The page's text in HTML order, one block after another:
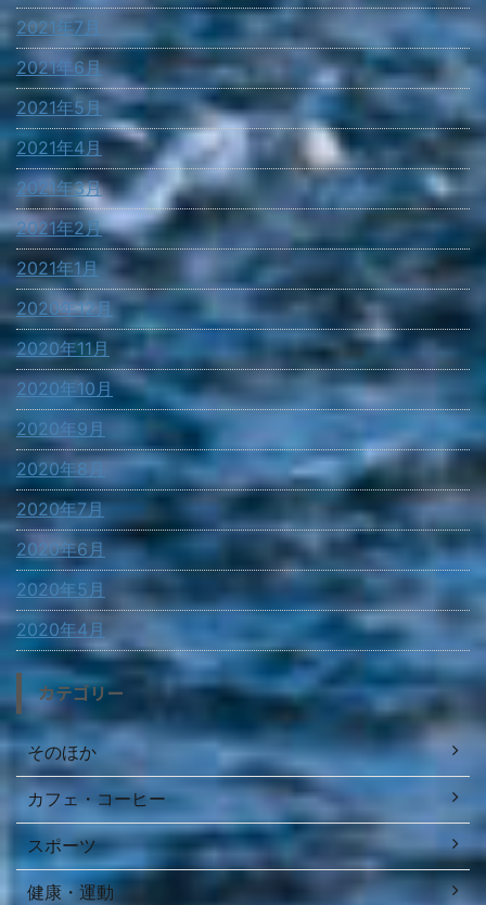
2021年7月
2021年6月
2021年5月
2021年4月
2021年3月
2021年2月
2021年1月
2020年12月
2020年11月
2020年10月
2020年9月
2020年8月
2020年7月
2020年6月
2020年5月
2020年4月
カテゴリー
そのほか
カフェ・コーヒー
スポーツ
健康・運動